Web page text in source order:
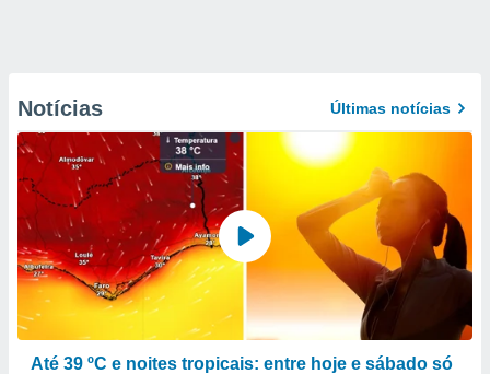
Notícias Últimas notícias
Até 39 ºC e noites tropicais: entre hoje e sábado só